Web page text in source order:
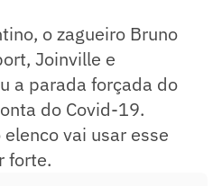
o zagueiro Bruno
Joinville e
a parada forçada do
do Covid-19.
vai usar esse
forte.